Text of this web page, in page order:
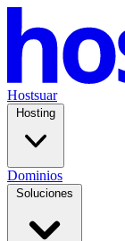
Hostsuar
Hosting
Dominios
Soluciones